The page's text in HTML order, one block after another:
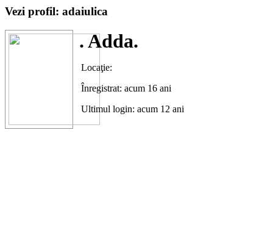
Vezi profil: adaiulica
. Adda.
Locaţie:
Înregistrat: acum 16 ani
Ultimul login: acum 12 ani